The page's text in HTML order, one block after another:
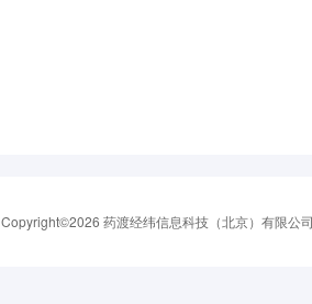
Copyright©2026 药渡经纬信息科技（北京）有限公